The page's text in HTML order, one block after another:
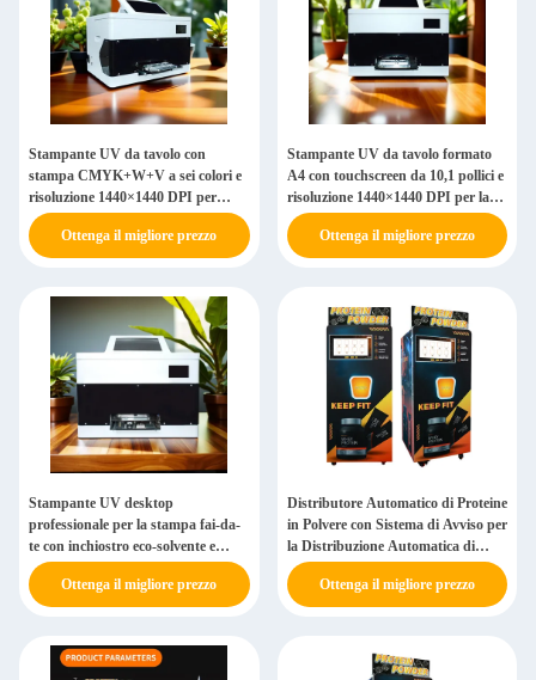
Stampante UV da tavolo con
stampa CMYK+W+V a sei colori e
risoluzione 1440×1440 DPI per
qualità professionale
Ottenga il migliore prezzo
Stampante UV da tavolo formato
A4 con touchscreen da 10,1 pollici e
risoluzione 1440×1440 DPI per la
stampa professionale
Ottenga il migliore prezzo
Stampante UV desktop
professionale per la stampa fai-da-
te con inchiostro eco-solvente e
personalizzazione a 6 colori
Ottenga il migliore prezzo
Distributore Automatico di Proteine
in Polvere con Sistema di Avviso per
la Distribuzione Automatica di
Bicchieri e Design a Risparmio
Energetico per l'Alimentazione
Fitness
Ottenga il migliore prezzo